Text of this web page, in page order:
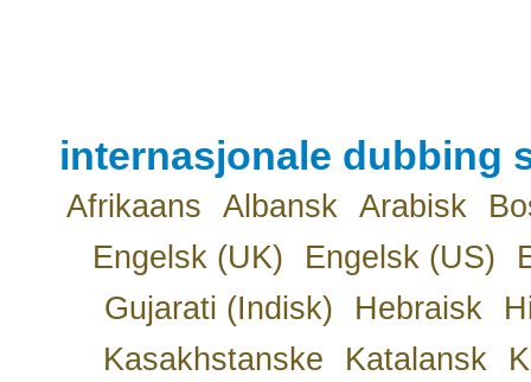
internasjonale dubbing
Afrikaans Albansk Arabisk
Engelsk (UK)
Engelsk (US)
Gujarati (Indisk)
Hebraisk
Kasakhstanske
Katalansk